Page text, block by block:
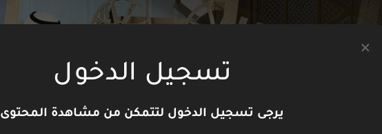
تسجيل الدخول
يرجى تسجيل الدخول لتتمكن من مشاهدة المحتوى